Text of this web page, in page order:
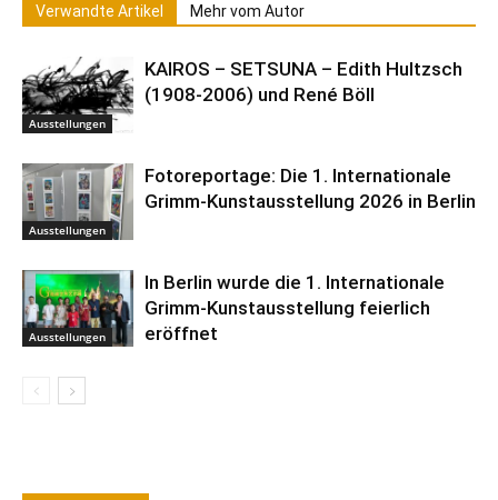
Verwandte Artikel Mehr vom Autor
Ausstellungen
KAIROS – SETSUNA – Edith Hultzsch
(1908-2006) und René Böll
Ausstellungen
Fotoreportage: Die 1. Internationale
Grimm-Kunstausstellung 2026 in Berlin
Ausstellungen
In Berlin wurde die 1. Internationale
Grimm-Kunstausstellung feierlich
eröffnet